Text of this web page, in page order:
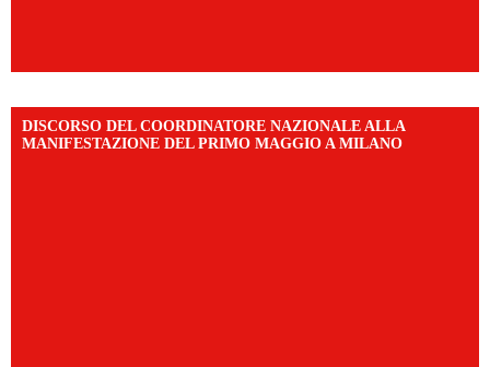
DISCORSO DEL COORDINATORE NAZIONALE ALLA
MANIFESTAZIONE DEL PRIMO MAGGIO A MILANO